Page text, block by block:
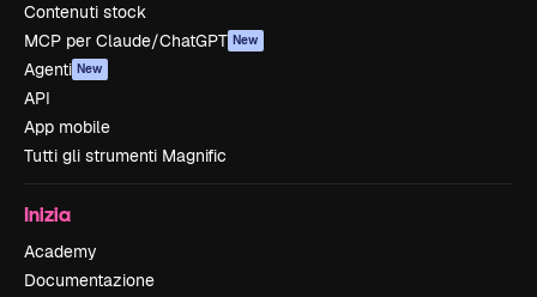
Contenuti stock
MCP per Claude/ChatGPT New
Agenti New
API
App mobile
Tutti gli strumenti Magnific
Inizia
Academy
Documentazione